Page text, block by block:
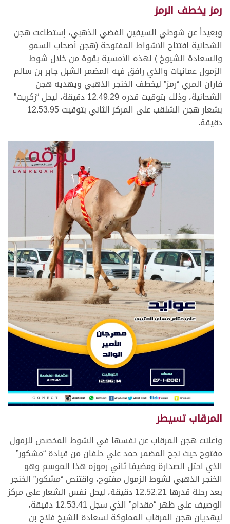
رمز يخطف الرمز
وبعيداً عن شوطي السيفين الفضي الذهبي، إستطاعت هجن
الشحانية إفتتاح الاشواط المفتوحة (هجن أصحاب السمو
والسعادة الشيوخ ) لهذه الأمسية بقوة من خلال شوط
الزمول عمانيات والذي رافق فيه المضمر الشبل جابر بن سالم
فاران المري “رمز” ليخطف الخنجر الذهبي ويهديه هجن
الشحانية، وذلك بتوقيت قدره 12.49.29 دقيقة، ليحل “زكريت”
بشعار هجن الشلقب على المركز الثاني بتوقيت 12.53.95
دقيقة.
المرقاب تسيطر
وأعلنت هجن المرقاب عن نفسها في الشوط المخصص للزمول
مفتوح حيث نجح المضمر حمد علي حلفان من قيادة “مشكور”
الذي احتل الصدارة ومضيفا ثاني رموزه هذا الموسم وهو
الخنجر الذهبي لشوط الزمول مفتوح، واقتنص “مشكور” الخنجر
بعد رحلة قدرها 12.52.21 دقيقة، ليحل نفس الشعار على مركز
الوصيف على ظهر “مقدام” الذي سجل 12.53.41 دقيقة،
ليهديان هجن المرقاب المملوكة لسعادة الشيخ فلاح بن